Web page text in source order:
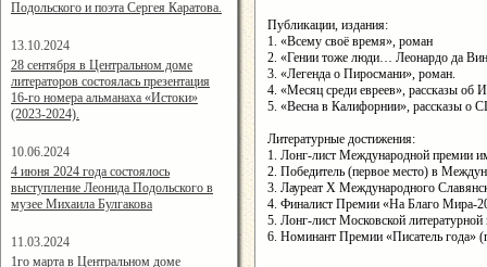
Подольского и поэта Сергея Каратова.
13.10.2024
14:08:11
28 сентября в Центральном доме
литераторов состоялась презентация
16-го номера альманаха «Истоки»
(2023-2024).
10.06.2024
15:02:44
4 июня 2024 года состоялось
выступление Леонида Подольского в
музее Михаила Булгакова
11.03.2024
15:06:16
1го марта в Центральном доме
Публикации, издания:
1. «Всему своё время», роман
2. «Гении тоже люди… Леонардо да
3. «Легенда о Пиросмани», роман.
4. «Месяц среди евреев», рассказы об
5. «Весна в Калифорнии», рассказы о
Литературные достижения:
1. Лонг-лист Международной премии
2. Победитель (первое место) в
3. Лауреат X Международного
4. Финалист Премии «На Благо Мира-
5. Лонг-лист Московской
6. Номинант Премии «Писатель года»